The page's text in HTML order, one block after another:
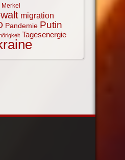
Merkel
migration
Pandemie Putin
Tagesenergie